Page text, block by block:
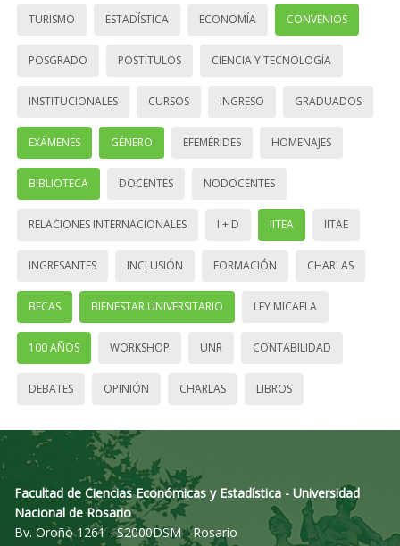
TURISMO ESTADÍSTICA ECONOMÍA CONVENIOS
POSGRADO POSTÍTULOS CIENCIA Y TECNOLOGÍA
INSTITUCIONALES CURSOS INGRESO GRADUADOS
EXÁMENES GÉNERO EFEMÉRIDES HOMENAJES
BIBLIOTECA DOCENTES NODOCENTES
RELACIONES INTERNACIONALES I + D IITEA IITAE
INGRESANTES INCLUSIÓN FORMACIÓN CHARLAS
BECAS BIENESTAR UNIVERSITARIO LEY MICAELA
100 AÑOS WORKSHOP UNR CONTABILIDAD
DEBATES OPINIÓN CHARLAS LIBROS
Facultad de Ciencias Económicas y Estadística - Universidad
Nacional de Rosario
Bv. Oroño 1261 - S2000DSM - Rosario